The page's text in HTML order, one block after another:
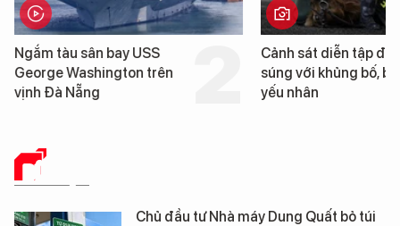
Ngắm tàu sân bay USS
George Washington trên
vịnh Đà Nẵng
Cảnh sát diễn tập
súng với khủng bố,
yếu nhân
DỮ LIỆU
Chủ đầu tư Nhà máy Dung Quất bỏ túi